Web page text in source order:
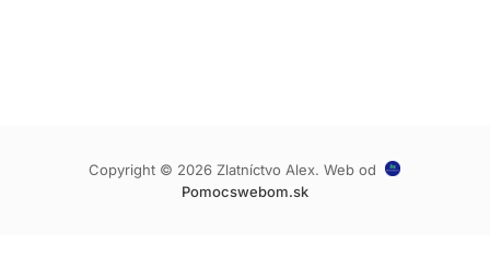
Copyright © 2026 Zlatníctvo Alex. Web od
Pomocswebom.sk